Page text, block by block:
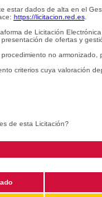
estar dados de alta en el
https://licitacion.red.es.
de Licitación
de ofertas y
no
criterios cuya valoración
de esta Licitación?